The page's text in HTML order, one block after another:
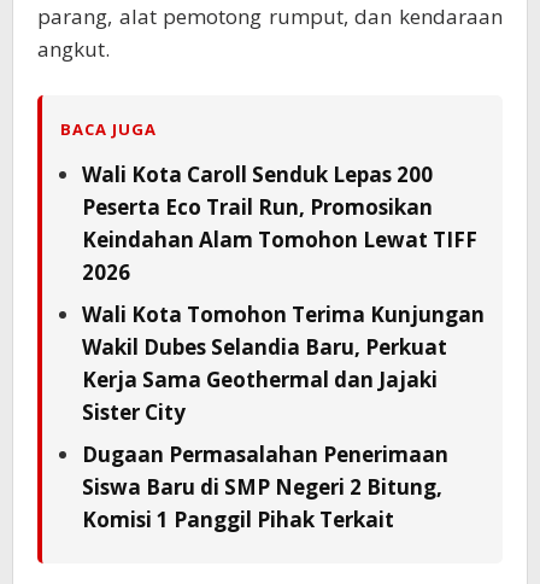
parang, alat pemotong rumput, dan kendaraan
angkut.
BACA JUGA
Wali Kota Caroll Senduk Lepas 200
Peserta Eco Trail Run, Promosikan
Keindahan Alam Tomohon Lewat TIFF
2026
Wali Kota Tomohon Terima Kunjungan
Wakil Dubes Selandia Baru, Perkuat
Kerja Sama Geothermal dan Jajaki
Sister City
Dugaan Permasalahan Penerimaan
Siswa Baru di SMP Negeri 2 Bitung,
Komisi 1 Panggil Pihak Terkait